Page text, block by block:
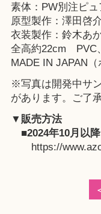
素体：PW別注ピ
原型製作：澤田啓
衣装製作：鈴木あ
全高約22cm PVC
MADE IN JAPAN（
※写真は開発中サ
があります。ご了
▼販売方法
■2024年10月以
https://